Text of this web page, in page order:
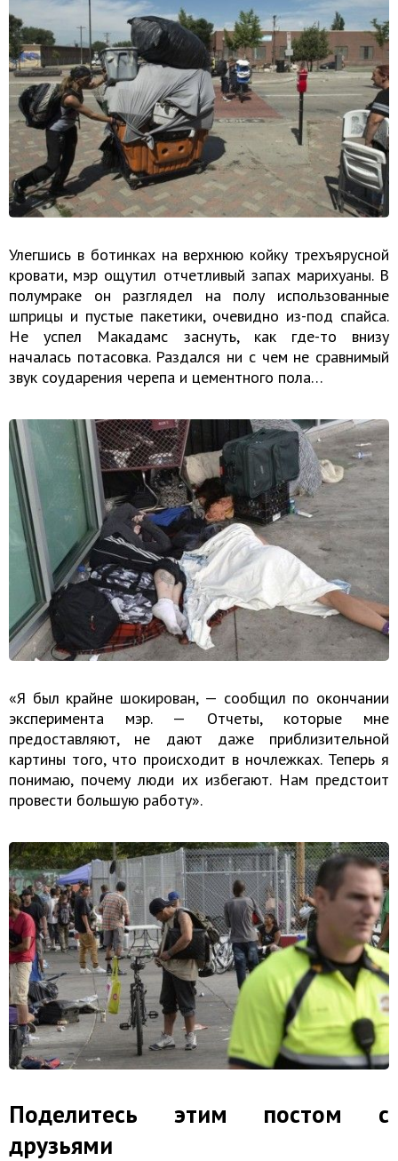
Улегшись в ботинках на верхнюю койку трехъярусной
кровати, мэр ощутил отчетливый запах марихуаны. В
полумраке он разглядел на полу использованные
шприцы и пустые пакетики, очевидно из-под спайса.
Не успел Макадамс заснуть, как где-то внизу
началась потасовка. Раздался ни с чем не сравнимый
звук соударения черепа и цементного пола…
«Я был крайне шокирован, — сообщил по окончании
эксперимента мэр. — Отчеты, которые мне
предоставляют, не дают даже приблизительной
картины того, что происходит в ночлежках. Теперь я
понимаю, почему люди их избегают. Нам предстоит
провести большую работу».
Поделитесь этим постом с
друзьями